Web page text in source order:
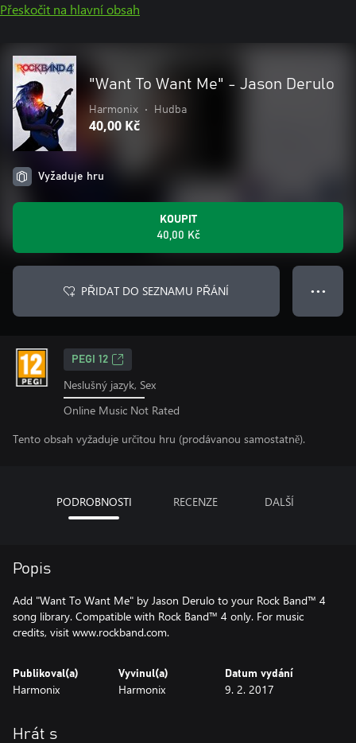
Přeskočit na hlavní obsah
"Want To Want Me" - Jason Derulo
Harmonix • Hudba
40,00 Kč
Vyžaduje hru
KOUPIT
40,00 Kč
PŘIDAT DO SEZNAMU PŘÁNÍ ● ● ●
PEGI 12
Neslušný jazyk, Sex
Online Music Not Rated
Tento obsah vyžaduje určitou hru (prodávanou samostatně).
PODROBNOSTI RECENZE DALŠÍ
Popis
Add "Want To Want Me" by Jason Derulo to your Rock Band™ 4
song library. Compatible with Rock Band™ 4 only. For music
credits, visit www.rockband.com.
Publikoval(a)
Harmonix
Vyvinul(a)
Harmonix
Datum vydání
9. 2. 2017
Hrát s